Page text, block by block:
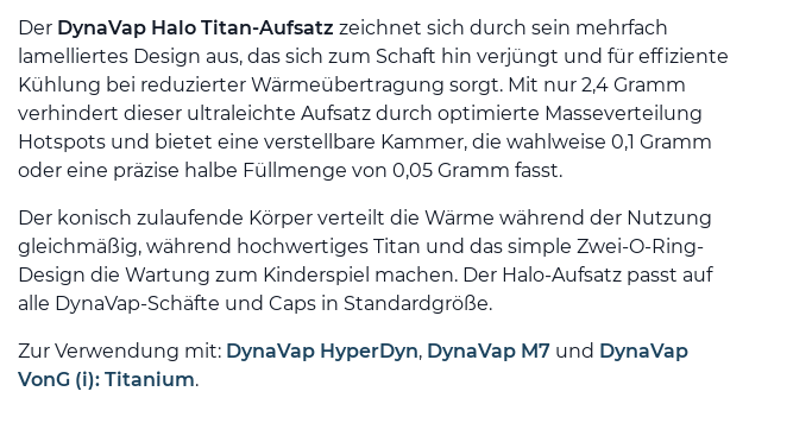
Der DynaVap Halo Titan-Aufsatz zeichnet sich durch sein mehrfach
lamelliertes Design aus, das sich zum Schaft hin verjüngt und für effiziente
Kühlung bei reduzierter Wärmeübertragung sorgt. Mit nur 2,4 Gramm
verhindert dieser ultraleichte Aufsatz durch optimierte Masseverteilung
Hotspots und bietet eine verstellbare Kammer, die wahlweise 0,1 Gramm
oder eine präzise halbe Füllmenge von 0,05 Gramm fasst.
Der konisch zulaufende Körper verteilt die Wärme während der Nutzung
gleichmäßig, während hochwertiges Titan und das simple Zwei-O-Ring-
Design die Wartung zum Kinderspiel machen. Der Halo-Aufsatz passt auf
alle DynaVap-Schäfte und Caps in Standardgröße.
Zur Verwendung mit: DynaVap HyperDyn, DynaVap M7 und DynaVap
VonG (i): Titanium.